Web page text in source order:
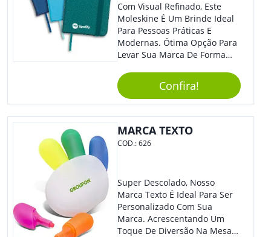
Com Visual Refinado, Este
Moleskine É Um Brinde Ideal
Para Pessoas Práticas E
Modernas. Ótima Opção Para
Levar Sua Marca De Forma
Sua Empresa Em Eventos,
Reuniões Corporativas Ou Até
Mesmo Para Presentear
Colaboradores E Parceiros De
Sua Empresa.
Confira!
MARCA TEXTO
COD.:626
Super Descolado, Nosso
Marca Texto É Ideal Para Ser
Personalizado Com Sua
Marca. Acrescentando Um
Toque De Diversão Na Mesa